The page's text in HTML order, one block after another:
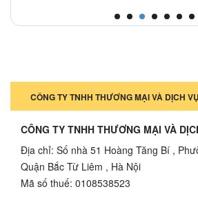
CÔNG TY TNHH THƯƠNG MẠI VÀ DỊCH
CÔNG TY TNHH THƯƠNG MẠI VÀ
Địa chỉ: Số nhà 51 Hoàng Tăng Bí ,
Quận Bắc Từ Liêm , Hà Nội
Mã số thuế: 0108538523